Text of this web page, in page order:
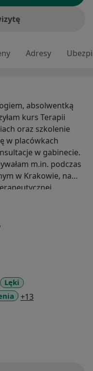
Adresy
absolwentką
kurs Terapii
oraz szkolenie
w placówkach
w gabinecie.
m.in. podczas
w Krakowie, na
do każdego
opartej na zaufaniu i
wychowana w
wsparcie również
jest moim
Lęki
+13